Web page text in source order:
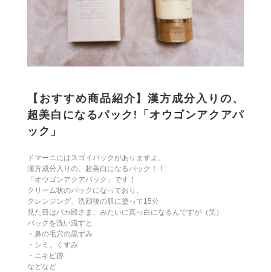
【おすすめ商品紹介】漢方成分入りの、
超美白になるパック!「オウゴンアクアパ
ック」
ドマーニにはスゴイパックがありますよ。
漢方成分入りの、超美白になるパック！！
「オウゴンアクアパック」です！
クリーム状のパックになっており、
クレンジング、洗顔後の肌に塗って15分
見た目はバカ殿さま、みたいに真っ白になるんですが（笑）
パックを洗い流すと
・鼻の毛穴の黒ずみ
・シミ、くすみ
・ニキビ跡
などなど